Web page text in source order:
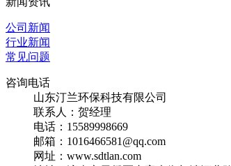
公司新闻
行业新闻
常见问题
咨询电话
山东汀兰环保科技有限公司
联系人：贺经理
电话：15589998669
邮箱：1016466581@qq.com
网址：www.sdtlan.com